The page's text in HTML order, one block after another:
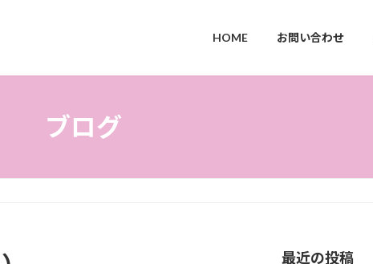
HOME お問い合わせ
ブログ
最近の投稿